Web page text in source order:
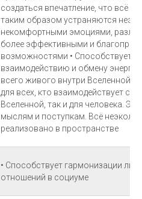
создаться впечатление, что всё
таким образом устраняются
некомфортными эмоциями,
более эффективными и
возможностями • Способствует
взаимодействию и обмену
всего живого внутри Вселенной •
для всех, кто взаимодействует с
Вселенной, так и для человека.
мыслям и поступкам. Всё
реализовано в пространстве
• Способствует гармонизации
отношений в социуме